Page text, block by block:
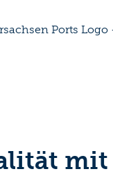
mit